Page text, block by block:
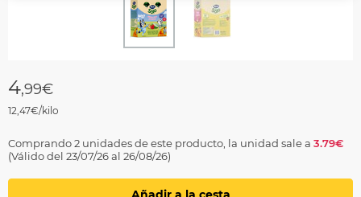
4,99€
12,47€/kilo
Comprando 2 unidades de este producto, la unidad sale a 3.79€
(Válido del 23/07/26 al 26/08/26)